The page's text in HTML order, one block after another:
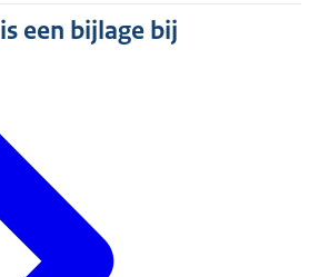
een bijlage bij